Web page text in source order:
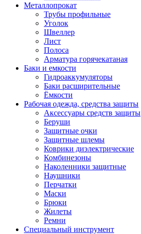
Металлопрокат
Трубы профильные
Уголок
Швеллер
Лист
Полоса
Арматура горячекатаная
Баки и емкости
Гидроаккумуляторы
Баки расширительные
Ёмкости
Рабочая одежда, средства защиты
Аксессуары средств защиты
Беруши
Защитные очки
Защитные шлемы
Коврики диэлектрические
Комбинезоны
Наколенники защитные
Наушники
Перчатки
Маски
Брюки
Жилеты
Ремни
Специальный инструмент